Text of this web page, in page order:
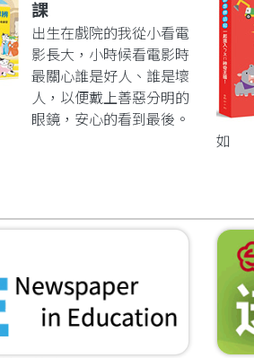
課
出生在戲院的我從小看電
影長大，小時候看電影時
最關心誰是好人、誰是壞
人，以便戴上善惡分明的
眼鏡，安心的看到最後。
如